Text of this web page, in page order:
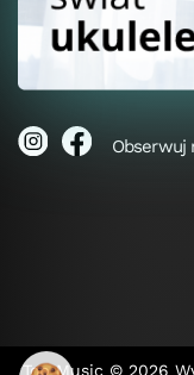
Obserwuj
Top Music © 2026